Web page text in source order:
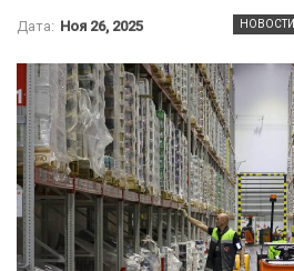
НОВОСТИ
Дата: Ноя 26, 2025